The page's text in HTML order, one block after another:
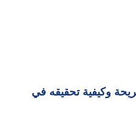
وكيفية تحقيقه في